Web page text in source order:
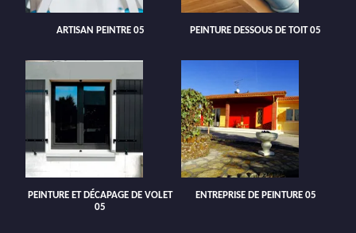
ARTISAN PEINTRE 05 PEINTURE DESSOUS DE TOIT 05
PEINTURE ET DÉCAPAGE DE VOLET
05
ENTREPRISE DE PEINTURE 05